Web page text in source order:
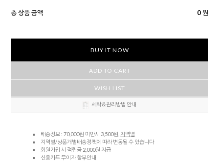
총 상품 금액 0 원
BUY IT NOW
ADD TO CART
WISH LIST
세탁＆관리방법 안내
배송정보 : 70,000원 미만시 3,500원, 지역별
지역별/상품개별배송정책에 따라 변동될 수 있습니다
회원가입 시 적립금 2,000원 지급
신용카드 무이자 할부안내